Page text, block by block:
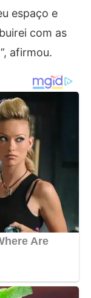
espaço e
com as
afirmou.